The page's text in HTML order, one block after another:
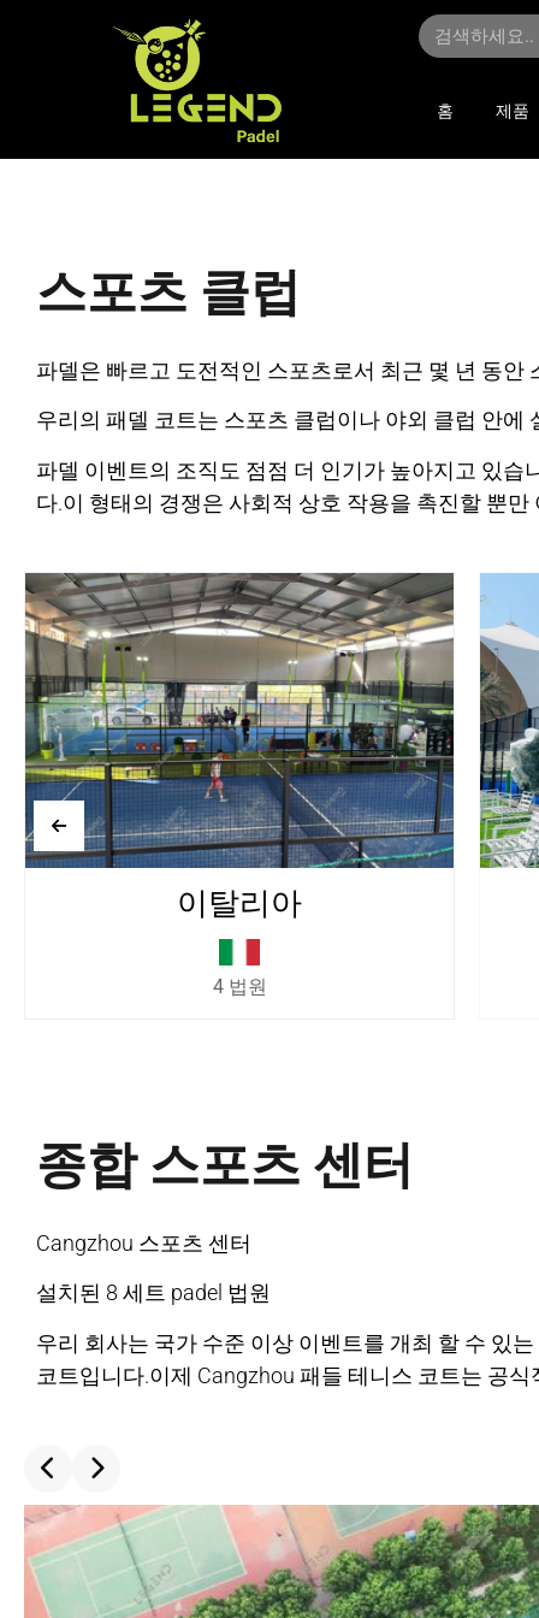
홈 제품
스포츠 클럽
파델은 빠르고 도전적인 스포츠로서 최근 몇 년 동
우리의 패델 코트는 스포츠 클럽이나 야외 클럽 안
파델 이벤트의 조직도 점점 더 인기가 높아지고 있
다.이 형태의 경쟁은 사회적 상호 작용을 촉진할 뿐
아랍에미리트
4 법원
종합 스포츠 센터
Cangzhou 스포츠 센터
설치된 8 세트 padel 법원
우리 회사는 국가 수준 이상 이벤트를 개최 할 수 있
코트입니다.이제 Cangzhou 패들 테니스 코트는 공